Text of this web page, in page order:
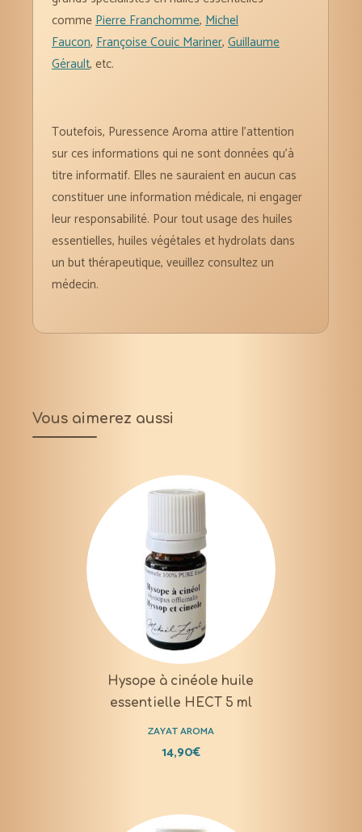
commePierre Franchomme,Michel
Faucon,Françoise Couic Mariner,Guillaume
Gérault, etc.
Toutefois, Puressence Aroma attire l’attention
sur ces informations qui ne sont données qu’à
titre informatif. Elles ne sauraient en aucun cas
constituer une information médicale, ni engager
leur responsabilité. Pour tout usage des huiles
essentielles, huiles végétales et hydrolats dans
un but thérapeutique, veuillez consultez un
médecin.
Vous aimerez aussi
Hysope à cinéole huile
essentielle HECT 5 ml
ZAYAT AROMA
14,90€